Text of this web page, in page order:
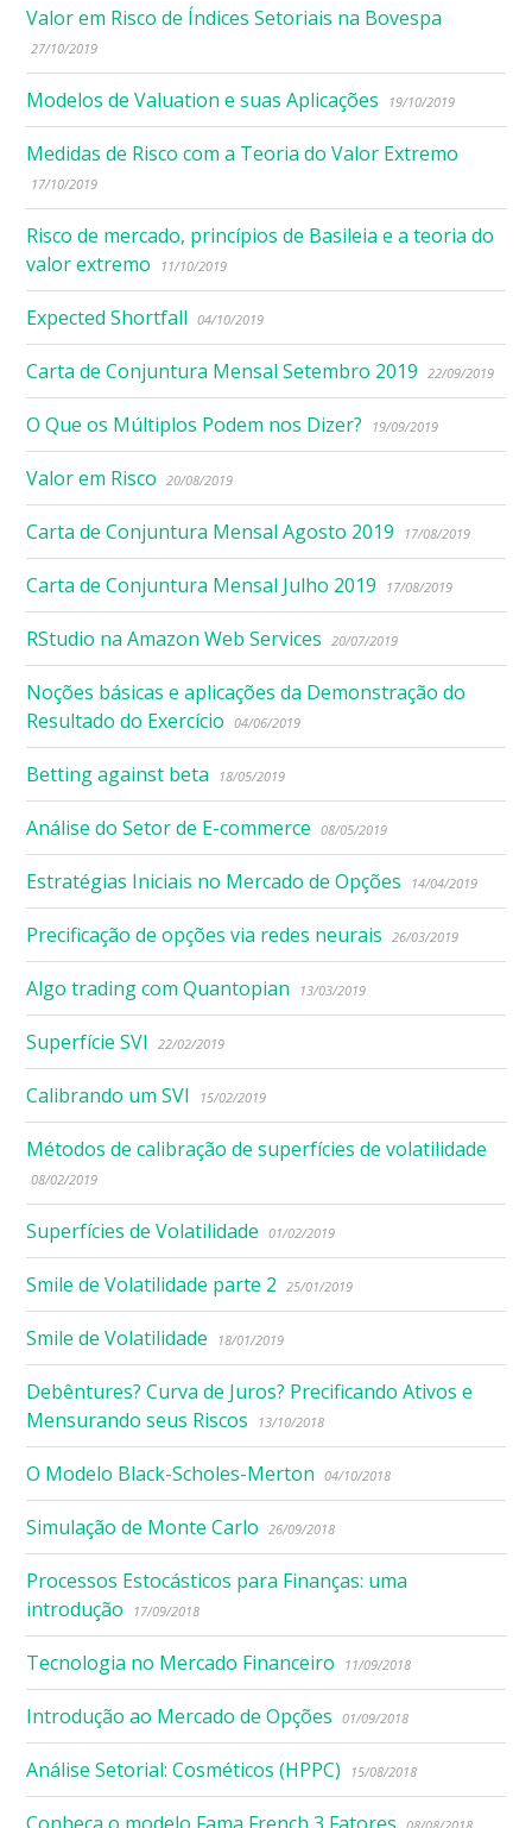
Valor em Risco de Índices Setoriais na Bovespa
27/10/2019
Modelos de Valuation e suas Aplicações 19/10/2019
Medidas de Risco com a Teoria do Valor Extremo
17/10/2019
Risco de mercado, princípios de Basileia e a teoria do
valor extremo
11/10/2019
Expected Shortfall 04/10/2019
Carta de Conjuntura Mensal Setembro 2019 22/09/2019
O Que os Múltiplos Podem nos Dizer? 19/09/2019
Valor em Risco 20/08/2019
Carta de Conjuntura Mensal Agosto 2019 17/08/2019
Carta de Conjuntura Mensal Julho 2019 17/08/2019
RStudio na Amazon Web Services 20/07/2019
Noções básicas e aplicações da Demonstração do
Resultado do Exercício
04/06/2019
Betting against beta 18/05/2019
Análise do Setor de E-commerce 08/05/2019
Estratégias Iniciais no Mercado de Opções 14/04/2019
Precificação de opções via redes neurais 26/03/2019
Algo trading com Quantopian 13/03/2019
Superfície SVI 22/02/2019
Calibrando um SVI 15/02/2019
Métodos de calibração de superfícies de volatilidade
08/02/2019
Superfícies de Volatilidade 01/02/2019
Smile de Volatilidade parte 2 25/01/2019
Smile de Volatilidade 18/01/2019
Debêntures? Curva de Juros? Precificando Ativos e
Mensurando seus Riscos
13/10/2018
O Modelo Black-Scholes-Merton 04/10/2018
Simulação de Monte Carlo 26/09/2018
Processos Estocásticos para Finanças: uma
introdução
17/09/2018
Tecnologia no Mercado Financeiro 11/09/2018
Introdução ao Mercado de Opções 01/09/2018
Análise Setorial: Cosméticos (HPPC) 15/08/2018
Conheça o modelo Fama French 3 Fatores